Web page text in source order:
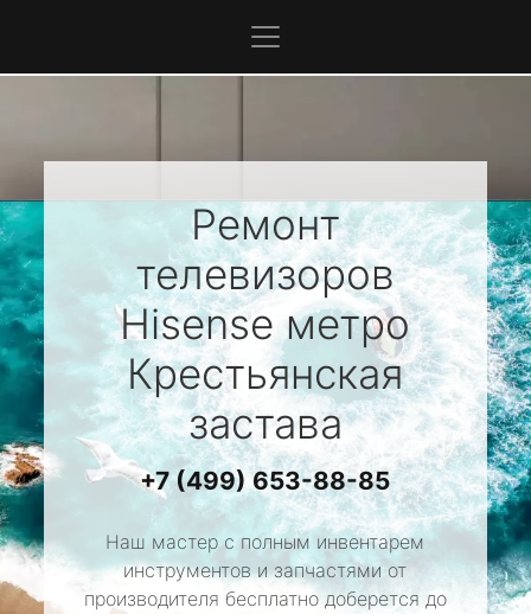
Ремонт
телевизоров
Hisense метро
Крестьянская
застава
+7 (499) 653-88-85
Наш мастер с полным инвентарем
инструментов и запчастями от
производителя бесплатно доберется до